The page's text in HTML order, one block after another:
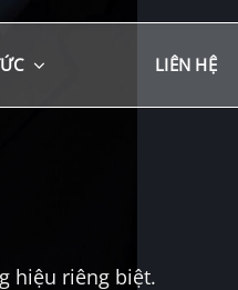
LIÊN HỆ
hiệu riêng biệt.